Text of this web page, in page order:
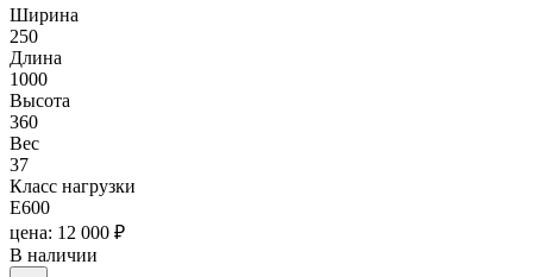
Ширина
250
Длина
1000
Высота
360
Вес
37
Класс нагрузки
E600
цена: 12 000 ₽
В наличии